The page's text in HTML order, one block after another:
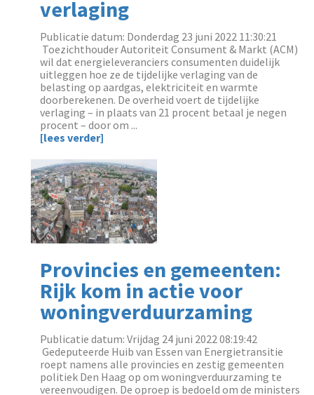
verlaging
Publicatie datum: Donderdag 23 juni 2022 11:30:21
‌ Toezichthouder Autoriteit Consument & Markt (ACM)
wil dat energieleveranciers consumenten duidelijk
uitleggen hoe ze de tijdelijke verlaging van de
belasting op aardgas, elektriciteit en warmte
doorberekenen. De overheid voert de tijdelijke
verlaging – in plaats van 21 procent betaal je negen
procent – door om ...
[lees verder]
Provincies en gemeenten:
Rijk kom in actie voor
woningverduurzaming
Publicatie datum: Vrijdag 24 juni 2022 08:19:42
‌ Gedeputeerde Huib van Essen van Energietransitie
roept namens alle provincies en zestig gemeenten
politiek Den Haag op om woningverduurzaming te
vereenvoudigen. De oproep is bedoeld om de ministers